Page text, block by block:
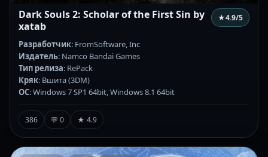
Dark Souls 2: Scholar of the First Sin by
xatab
★4.9/5
Разработчик: FromSoftware, Inc
Издатель: Namco Bandai Games
Тип релиза: RePack
Кряк: Вшита (3DM)
ОС: Windows 7 SP1 64bit, Windows 8.1 64bit
386 💬 0 ★ 4.9